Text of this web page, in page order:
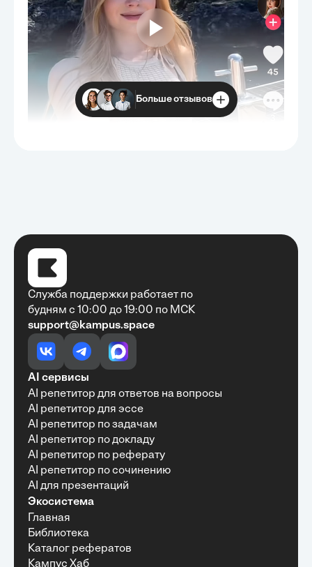
Очень быстро, недорого, качественно,
доступно
Алексей Антонов•27 мая, 2025
Обучение с Кампус Хаб — очень экономит
полезной информации. Рекомендую ...
Рекомендую Кампус АИ всем, кто хочет
учиться эффективно и с комфортом
Марина Щербакова
Пользуюсь сайтом Кампус АИ уже несколько
месяцев и хочу отметить высокий уровень
удобства и информативности. Платформа
отлично подходит как для самостоятельного
обучения, так и для профессионального
Больше отзывов
Служба поддержки работает по
будням с 10:00 до 19:00 по МСК
support@kampus.space
AI сервисы
AI репетитор для ответов на вопросы
AI репетитор для эссе
AI репетитор по задачам
AI репетитор по докладу
AI репетитор по реферату
AI репетитор по сочинению
AI для презентаций
Экосистема
Главная
Библиотека
Каталог рефератов
Кампус Хаб